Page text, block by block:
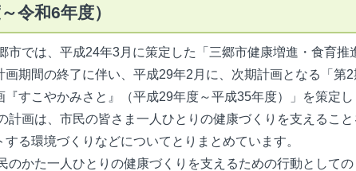
令和6年度）
市では、平成24年3月に策定した「三郷市健康増進・食育推
画期間の終了に伴い、平成29年2月に、次期計画となる「第
『すこやかみさと』（平成29年度～平成35年度）」を策定し
計画は、市民の皆さま一人ひとりの健康づくりを支えるこ
する環境づくりなどについてとりまとめています。
のかた一人ひとりの健康づくりを支えるための行動として